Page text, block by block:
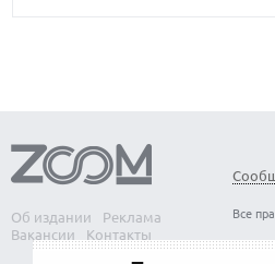
Об издании
Реклама
Вакансии
Контакты
Все